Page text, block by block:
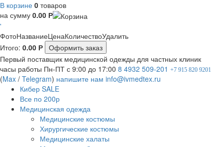
В корзине 0 товаров
на сумму 0.00 Р
'
ФотоНазваниеЦенаКоличествоУдалить
Итого: 0.00 Р Оформить заказ
Первый поставщик медицинской одежды для частных клиник
часы работы Пн-ПТ с 9:00 до 17:00 8 4932 509-201 +7 915 820 9201
(Max / Telegram) напишите нам info@ivmedtex.ru
Кибер SALE
Все по 200р
Медицинская одежда
Медицинские костюмы
Хирургические костюмы
Медицинские халаты